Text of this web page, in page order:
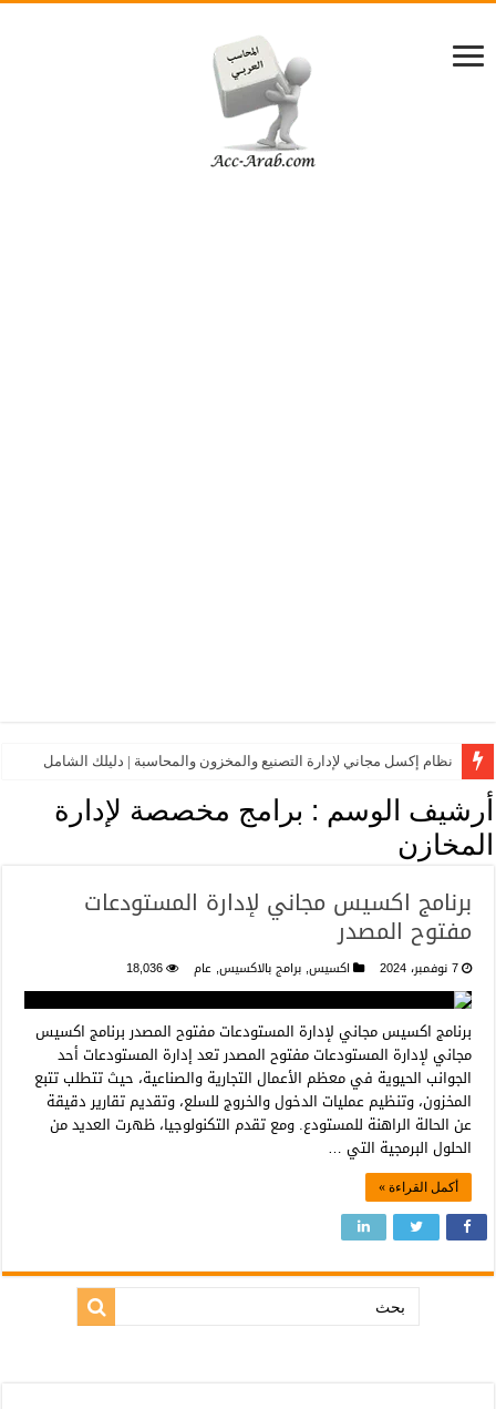
نظام إكسل مجاني لإدارة التصنيع والمخزون والمحاسبة | دليلك الشامل
أرشيف الوسم : برامج مخصصة لإدارة
المخازن
برنامج اكسيس مجاني لإدارة المستودعات
مفتوح المصدر
7 نوفمبر، 2024 اكسيس, برامج بالاكسيس, عام 18,036
برنامج اكسيس مجاني لإدارة المستودعات مفتوح المصدر برنامج اكسيس
مجاني لإدارة المستودعات مفتوح المصدر تعد إدارة المستودعات أحد
الجوانب الحيوية في معظم الأعمال التجارية والصناعية، حيث تتطلب تتبع
المخزون، وتنظيم عمليات الدخول والخروج للسلع، وتقديم تقارير دقيقة
عن الحالة الراهنة للمستودع. ومع تقدم التكنولوجيا، ظهرت العديد من
الحلول البرمجية التي …
أكمل القراءة »
بحث: